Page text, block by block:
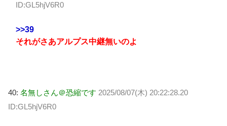
ID:GL5hjV6R0
>>39
それがさあアルプス中継無いのよ
40: 名無しさん＠恐縮です 2025/08/07(木) 20:22:28.20
ID:GL5hjV6R0